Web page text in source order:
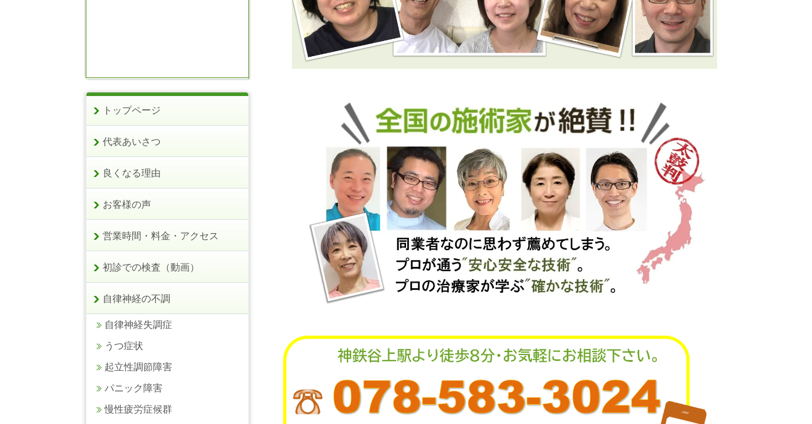
トップページ
代表あいさつ
良くなる理由
お客様の声
営業時間・料金・アクセス
初診での検査（動画）
自律神経の不調
自律神経失調症
うつ症状
起立性調節障害
パニック障害
慢性疲労症候群